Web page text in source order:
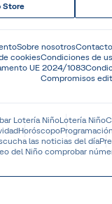
Store
Sobre nosotrosContacto
cookiesCondiciones de
UE 2024/1083
Compromisos
Lotería NiñoLotería Niño
Horóscopo
las noticias del día
del Niño comprobar